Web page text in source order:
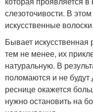
слезоточивости. В
искусственные волоски.
Бывает
тем не менее, их
натуральную. В
поломаются и не будут
реснице окажется
нужно остановить на